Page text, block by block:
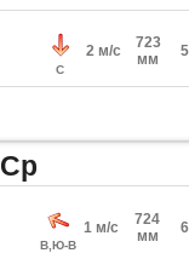
С
2 м/с
723
мм
Ср
В,Ю-В
1 м/с
724
мм